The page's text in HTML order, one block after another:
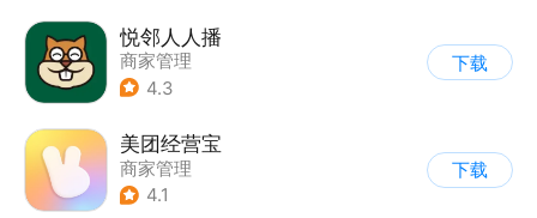
悦邻人人播
商家管理
4.3
下载
美团经营宝
商家管理
4.1
下载